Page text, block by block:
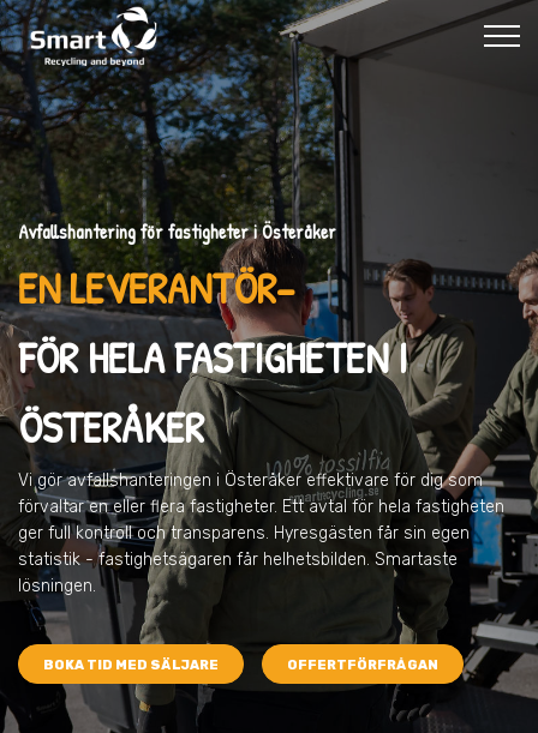
Avfallshantering för fastigheter i Österåker
EN LEVERANTÖR–
FÖR HELA FASTIGHETEN I
ÖSTERÅKER
Vi gör avfallshanteringen i Österåkereffektivare för dig som
förvaltar en eller flera fastigheter. Ett avtal för hela fastigheten
ger full kontroll och transparens. Hyresgästen får sin egen
statistik - fastighetsägaren får helhetsbilden. Smartaste
lösningen.
BOKA TID MED SÄLJARE OFFERTFÖRFRÅGAN